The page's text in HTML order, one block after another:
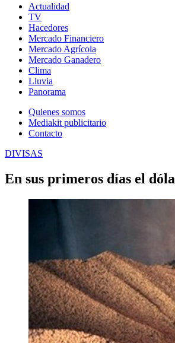
Actualidad
TV
Hacedores
Mercado Financiero
Mercado Agrícola
Mercado Ganadero
Clima
Lluvia
Panorama
Quienes somos
Mediakit publicitario
Contacto
DIVISAS
En sus primeros días el